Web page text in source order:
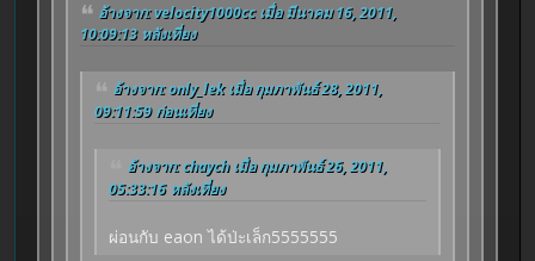
อ้างจาก: velocity1000cc เมื่อ มีนาคม 16, 2011,
10:09:13 หลังเที่ยง
อ้างจาก: only_lek เมื่อ กุมภาพันธ์ 28, 2011,
09:11:59 ก่อนเที่ยง
อ้างจาก: chaych เมื่อ กุมภาพันธ์ 26, 2011,
05:33:16 หลังเที่ยง
ผ่อนกับ eaon ได้ป่ะเล็ก5555555